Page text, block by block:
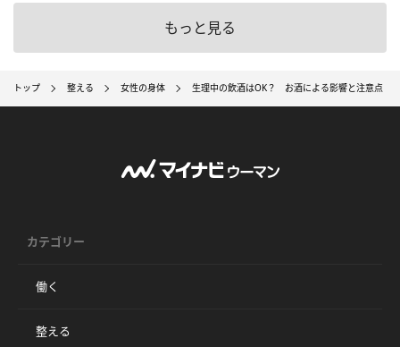
もっと見る
トップ 整える 女性の身体 生理中の飲酒はOK？ お酒による影響と注意点
カテゴリー
働く
整える